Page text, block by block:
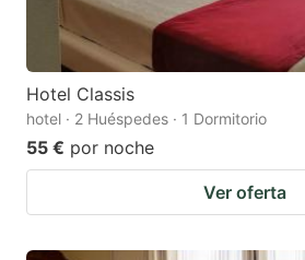
Hotel Classis
hotel · 2 Huéspedes · 1 Dormitorio
55 € por noche
Ver oferta